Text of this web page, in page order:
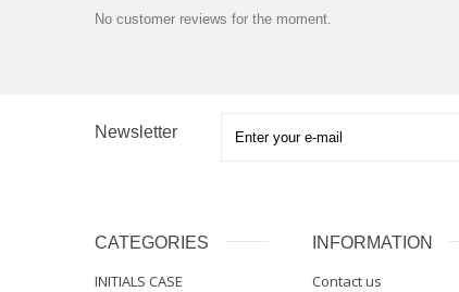
No customer reviews for the moment.
Newsletter
CATEGORIES
INITIALS CASE
INFORMATION
Contact us